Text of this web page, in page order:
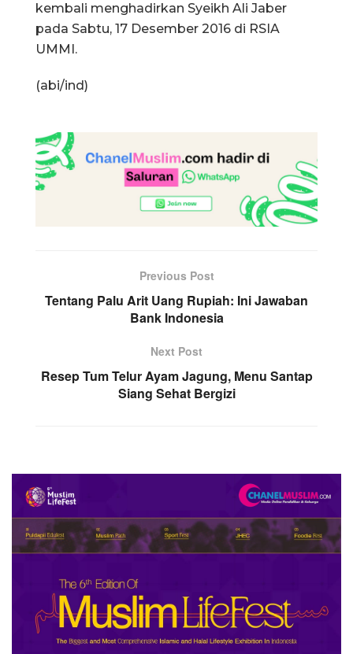
kembali menghadirkan Syeikh Ali Jaber
pada Sabtu, 17 Desember 2016 di RSIA
UMMI.
(abi/ind)
Previous Post
Tentang Palu Arit Uang Rupiah: Ini Jawaban
Bank Indonesia
Next Post
Resep Tum Telur Ayam Jagung, Menu Santap
Siang Sehat Bergizi